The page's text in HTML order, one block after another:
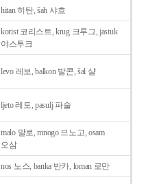
hitan 히탄, šah 샤흐
korist 코리스트, krug 크루그, jastuk
야스투크
levo 레보, balkon 발콘, šal 샬
ljeto 레토, pasulj 파술
malo 말로, mnogo 므노고, osam
오삼
nos 노스, banka 반카, loman 로만